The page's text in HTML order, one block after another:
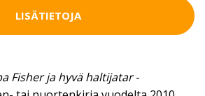
LISÄTIETOJA
Fisher ja hyvä haltijatar-